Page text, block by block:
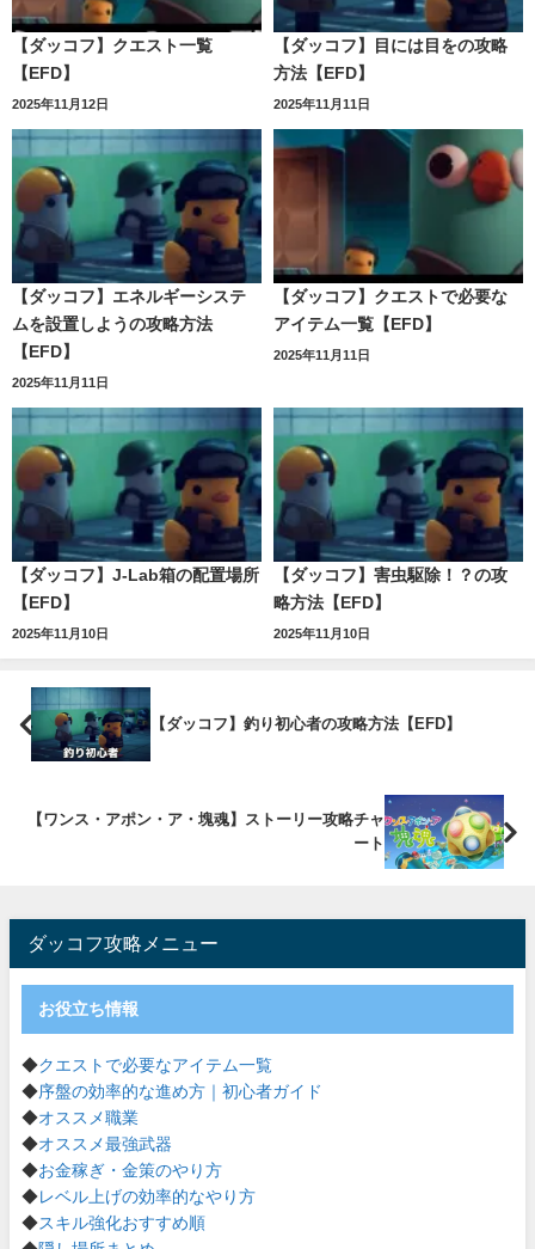
【ダッコフ】クエスト一覧
【EFD】
2025年11月12日
【ダッコフ】目には目をの攻略
方法【EFD】
2025年11月11日
【ダッコフ】エネルギーシステ
ムを設置しようの攻略方法
【EFD】
2025年11月11日
【ダッコフ】クエストで必要な
アイテム一覧【EFD】
2025年11月11日
【ダッコフ】J-Lab箱の配置場所
【EFD】
2025年11月10日
【ダッコフ】害虫駆除！？の攻
略方法【EFD】
2025年11月10日
【ダッコフ】釣り初心者の攻略方法【EFD】
【ワンス・アポン・ア・塊魂】ストーリー攻略チャ
ート
ダッコフ攻略メニュー
お役立ち情報
◆クエストで必要なアイテム一覧
◆序盤の効率的な進め方｜初心者ガイド
◆オススメ職業
◆オススメ最強武器
◆お金稼ぎ・金策のやり方
◆レベル上げの効率的なやり方
◆スキル強化おすすめ順